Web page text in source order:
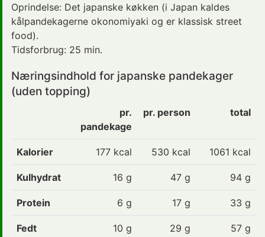
Oprindelse: Det japanske køkken (i Japan kaldes
kålpandekagerne okonomiyaki og er klassisk street
food).
Tidsforbrug: 25 min.
Næringsindhold for japanske pandekager
(uden topping)
pr.
pandekage
pr. person total
Kalorier 177 kcal 530 kcal 1061 kcal
Kulhydrat 16 g 47 g 94 g
Protein 6 g 17 g 33 g
Fedt 10 g 29 g 57 g